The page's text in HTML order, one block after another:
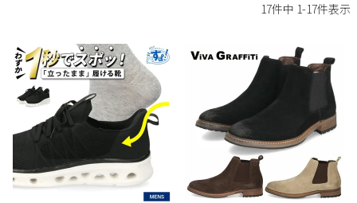
パンプス
スニーカー
ローファー
カジュアルシューズ
レインシューズ
スニーカー
ビジネス・ドレスシューズ
ローファー
すべての商品
サンダル
レインシューズ
スニーカー
すべての商品
レディース新入荷
メンズ新入荷
SALE
すべての商品
レディースSALE
バッグ
17件中 1-17件表示